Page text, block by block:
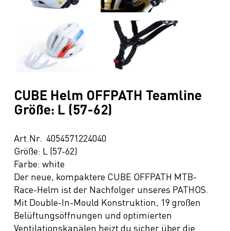
CUBE Helm OFFPATH Teamline
Größe: L (57-62)
Art.Nr. 4054571224040
Größe: L (57-62)
Farbe: white
Der neue, kompaktere CUBE OFFPATH MTB-
Race-Helm ist der Nachfolger unseres PATHOS.
Mit Double-In-Mould Konstruktion, 19 großen
Belüftungsöffnungen und optimierten
Ventilationskanälen heizt du sicher über die